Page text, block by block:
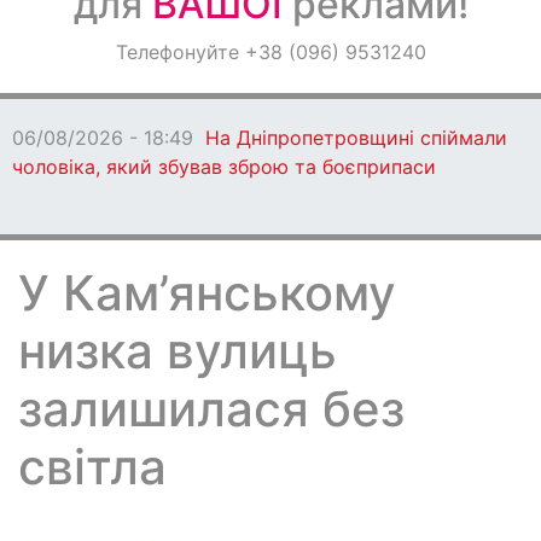
ОголошенняТелефонуйте +38 (096) 9531240
06/08/2026 - 18:49 На Дніпропетровщині спіймали
чоловіка, який збував зброю та боєприпаси
У Кам’янському
низка вулиць
залишилася без
світла